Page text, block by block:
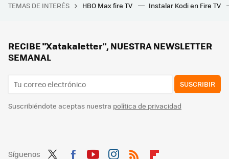
Lo nuevo de Pepco: un joyero para guardar tus joyitas ocupando poco espacio y sin dejarte un dineral
TEMAS DE INTERÉS HBO Max fire TV Instalar Kodi en Fire TV
RECIBE "Xatakaletter", NUESTRA NEWSLETTER
SEMANAL
SUSCRIBIR
Suscribiéndote aceptas nuestra política de privacidad
Síguenos